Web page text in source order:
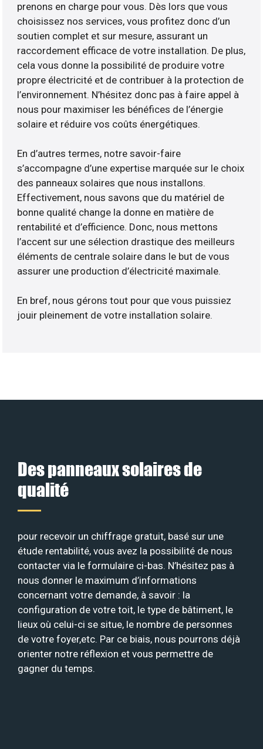
prenons en charge pour vous. Dès lors que vous
choisissez nos services, vous profitez donc d’un
soutien complet et sur mesure, assurant un
raccordement efficace de votre installation. De plus,
cela vous donne la possibilité de produire votre
propre électricité et de contribuer à la protection de
l’environnement. N’hésitez donc pas à faire appel à
nous pour maximiser les bénéfices de l’énergie
solaire et réduire vos coûts énergétiques.
En d’autres termes, notre savoir-faire
s’accompagne d’une expertise marquée sur le choix
des panneaux solaires que nous installons.
Effectivement, nous savons que du matériel de
bonne qualité change la donne en matière de
rentabilité et d’efficience. Donc, nous mettons
l’accent sur une sélection drastique des meilleurs
éléments de centrale solaire dans le but de vous
assurer une production d’électricité maximale.
En bref, nous gérons tout pour que vous puissiez
jouir pleinement de votre installation solaire.
Des panneaux solaires de
qualité
pour recevoir un chiffrage gratuit, basé sur une
étude rentabilité, vous avez la possibilité de nous
contacter via le formulaire ci-bas. N’hésitez pas à
nous donner le maximum d’informations
concernant votre demande, à savoir : la
configuration de votre toit, le type de bâtiment, le
lieux où celui-ci se situe, le nombre de personnes
de votre foyer,etc. Par ce biais, nous pourrons déjà
orienter notre réflexion et vous permettre de
gagner du temps.